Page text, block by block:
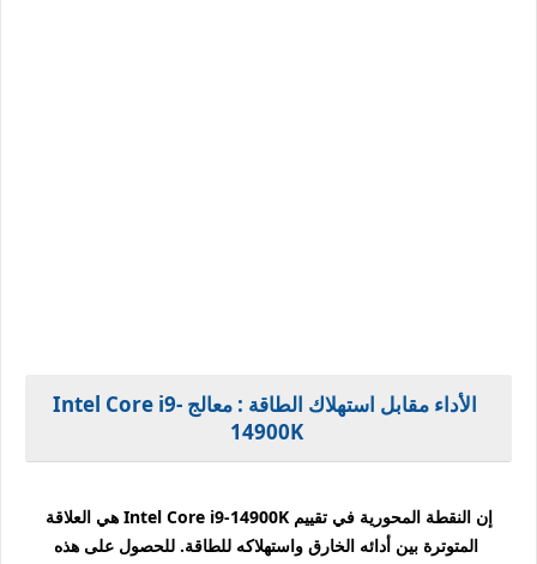
الأداء مقابل استهلاك الطاقة : معالج Intel Core i9-
14900K
إن النقطة المحورية في تقييم Intel Core i9-14900K هي العلاقة
المتوترة بين أدائه الخارق واستهلاكه للطاقة. للحصول على هذه